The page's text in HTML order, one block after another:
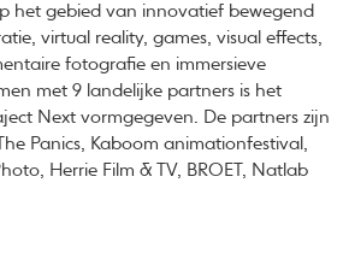
het gebied van innovatief bewegend
virtual reality, games, visual effects,
fotografie en immersieve
met 9 landelijke partners is het
Next vormgegeven. De partners zijn
Panics, Kaboom animationfestival,
Herrie Film & TV, BROET, Natlab